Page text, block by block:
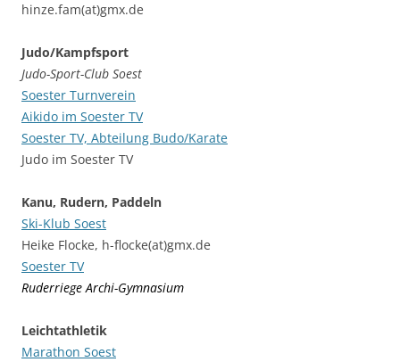
hinze.fam(at)gmx.de
Judo/Kampfsport
Judo-Sport-Club Soest
Soester Turnverein
Aikido im Soester TV
Soester TV, Abteilung Budo/Karate
Judo im Soester TV
Kanu, Rudern, Paddeln
Ski-Klub Soest
Heike Flocke, h-flocke(at)gmx.de
Soester TV
Ruderriege Archi-Gymnasium
Leichtathletik
Marathon Soest